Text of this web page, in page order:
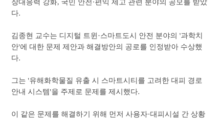
장대응력 강화, 국민 안전 ·편익 제고 관련 분야의 공모를 받았
다.
김종현 교수는 디지털 트윈 ·스마트도시 안전 분야의 '과학치
안'에 대한 문제 제안과 해결방안의 공로를 인정받아 수상했
다.
그는 '유해화학물질 유출 시 스마트시티를 고려한 대피 경로
안내 시스템'을 주제로 문제를 제시했다.
이 같은 문제를 해결하기 위해 먼저 사용자·대피시설 간 상황